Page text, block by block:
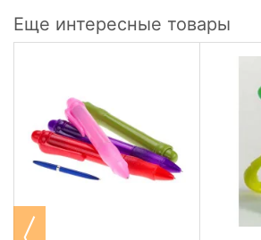
Еще интересные товары